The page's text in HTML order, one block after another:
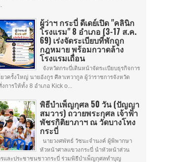
ผู้ว่าฯ กระบี่ ดีเดย์เปิด "คลินิก
โรงแรม" 8 อำเภอ (3-17 ส.ค.
69) เร่งจัดระเบียบที่พักถูก
กฎหมาย พร้อมกวาดล้าง
โรงแรมเถื่อน
จังหวัดกระบี่เดินหน้าจัดระเบียบธุรกิจการ
วครั้งใหญ่ นายอังกูร ศีลาเทวากูล ผู้ว่าราชการจังหวัด
งการให้ทั้ง 8 อำเภอ Kick o...
พิธีบำเพ็ญกุศล 50 วัน (ปัญญา
สมวาร) ถวายพระกุศล เจ้าฟ้า
พัชรกิติยาภาฯ ณ วัดบางโทง
กระบี่
นายวงศพัทธ์ วัชนะจำนงค์ ผู้พิพากษา
หัวหน้าศาลแขวงกระบี่ นำหัวหน้าส่วน
รและประชาชนชาวกระบี่ ร่วมพิธีบำเพ็ญกุศลทำบุญ